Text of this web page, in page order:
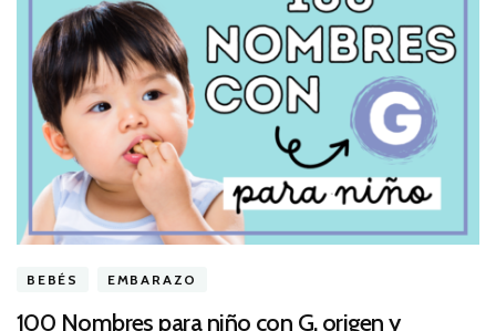
BEBÉS EMBARAZO
100 Nombres para niño con G, origen y